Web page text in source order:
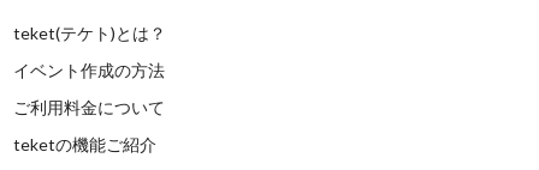
teket(テケト)とは？
イベント作成の方法
ご利用料金について
teketの機能ご紹介